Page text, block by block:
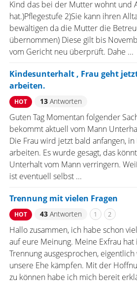
Kind das bei der Mutter wohnt und
hat.)Pflegestufe 2)Sie kann ihren
bewältigen da die Mutter die
übernommen) Diese gilt bis
vom Gericht neu überprüft. Dahe ...
Kindesunterhalt , Frau geht
arbeiten.
HOT 13Antworten
Guten Tag Momentan folgender
bekommt aktuell vom Mann
Die Frau wird jetzt bald anfangen,
arbeiten. Es wurde gesagt, das
Unterhalt vom Mann verringern.
ist eventuell selbst ...
Trennung mit vielen Fragen
HOT 43Antworten 1 2
Hallo zusammen, ich habe schon
auf eure Meinung. Meine Exfrau hat
Trennung ausgesprochen,
unsere Ehe kämpfen. Mit der
zu können habe ich mich bereit